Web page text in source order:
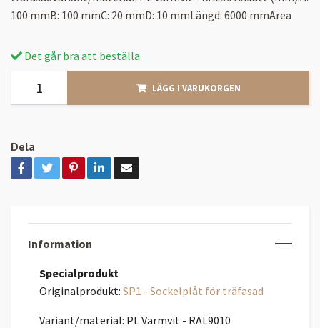
100 mmB: 100 mmC: 20 mmD: 10 mmLängd: 6000 mmArea
Det går bra att beställa
LÄGG I VARUKORGEN
Dela
Information
Specialprodukt
Originalprodukt: SP1 - Sockelplåt för träfasad
Variant/material: PL Varmvit - RAL9010